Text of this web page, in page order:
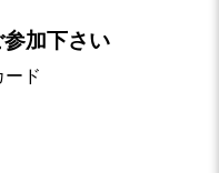
参加下さい